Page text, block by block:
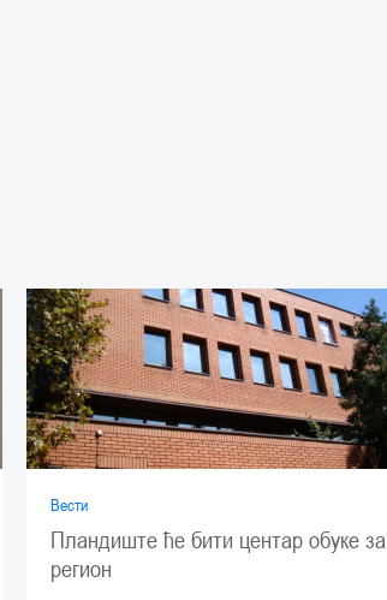
Вести
Пландиште ће бити центар обуке за
регион